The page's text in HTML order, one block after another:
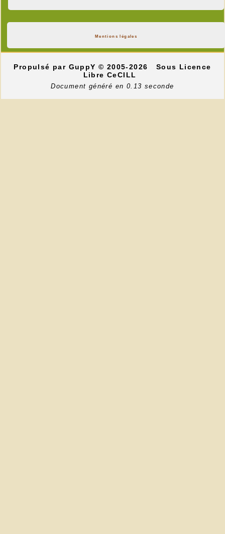
Mentions légales
Propulsé par GuppY© 2005-2026
Sous Licence
Libre CeCILL
Document généré en 0.13 seconde